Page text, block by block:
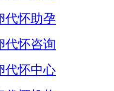
代怀助孕
代怀咨询
代怀中心